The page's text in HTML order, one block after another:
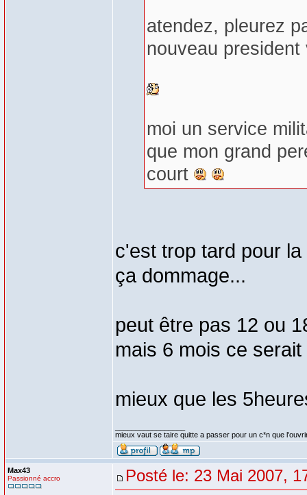
atendez, pleurez
nouveau
moi un service
que mon grand
court
c'est trop tard pour
ça dommage...
peut être pas 12 ou
mais 6 mois ce
mieux que les
mieux vaut se taire quitte a passer pour un c*n que
Max43
Passionné accro Posté le: 23 Mai 2007,